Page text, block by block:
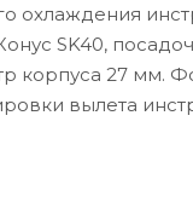
охлаждения
SK40,
корпуса 27 мм.
вылета